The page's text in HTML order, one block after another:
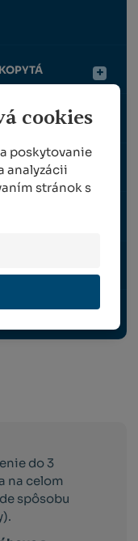
cookies
poskytovanie
analyzácii
stránok s
O VLNU
do 3
na celom
spôsobu